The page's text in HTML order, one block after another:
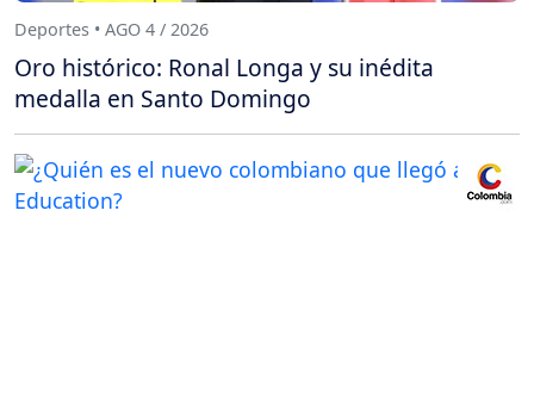
Deportes • AGO 4 / 2026
Oro histórico: Ronal Longa y su inédita
medalla en Santo Domingo